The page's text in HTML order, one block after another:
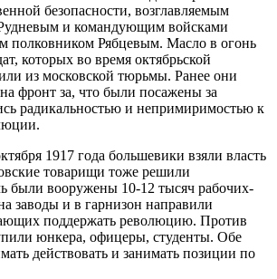
безопасности, возглавляемым
и командующим войсками
полковником Рябцевым. Масло в огонь
которых во время октябрьской
из московской тюрьмы. Ранее они
фронт за, что были посажены за
радикальностью и непримиримостью к
1917 года большевики взяли власть
товарищи тоже решили
были вооружены 10-12 тысяч рабочих-
заводы и в гарнизон направили
поддержать революцию. Против
юнкера, офицеры, студенты. Обе
действовать и занимать позиции по